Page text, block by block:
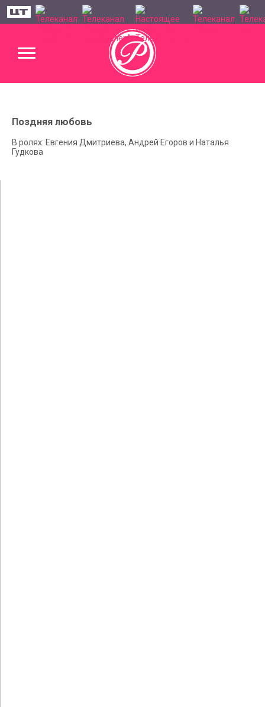
Поздняя любовь
В ролях: Евгения Дмитриева, Андрей Егоров и Наталья
Гудкова